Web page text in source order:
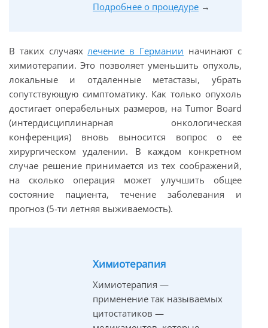
Подробнее о процедуре →
В таких случаяхлечение в Германии начинают с
химиотерапии. Это позволяет уменьшить опухоль,
локальные и отдаленные метастазы, убрать
сопутствующую симптоматику. Как только опухоль
достигает операбельных размеров, на Tumor Board
(интердисциплинарная онкологическая
конференция) вновь выносится вопрос о ее
хирургическом удалении. В каждом конкретном
случае решение принимается из тех соображений,
на сколько операция может улучшить общее
состояние пациента, течение заболевания и
прогноз (5-ти летняя выживаемость).
Химиотерапия
Химиотерапия —
применение так называемых
цитостатиков —